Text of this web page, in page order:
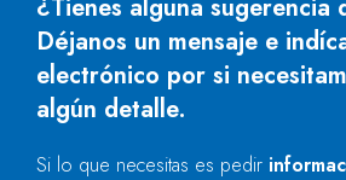
¿Tienes alguna sugerencia
Déjanos un mensaje e
electrónico por si
algún detalle.
Si lo que necesitas es pedir